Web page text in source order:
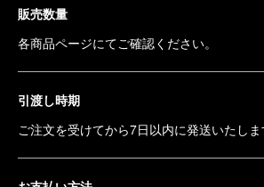
販売数量
各商品ページにてご確認ください。
引渡し時期
ご注文を受けてから7日以内に発送いたしま